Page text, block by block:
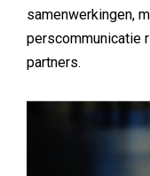
samenwerkingen,
perscommunicatie
partners.